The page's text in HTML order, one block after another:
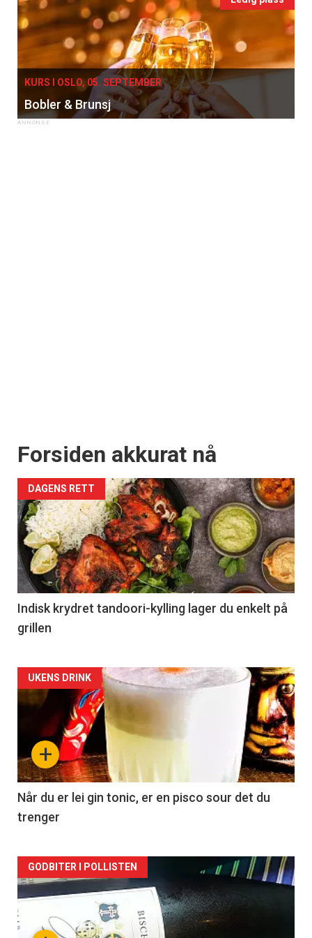
KURS I OSLO, 05. SEPTEMBER
Bobler & Brunsj
Forsiden akkurat nå
DAGENS RETT
Indisk krydret tandoori-kylling lager du enkelt på
grillen
Forsiden
akkurat
nå
-
2
+
UKENS DRINK
Når du er lei gin tonic, er en pisco sour det du
trenger
Forsiden
akkurat
nå
GODBITER I POLLISTEN